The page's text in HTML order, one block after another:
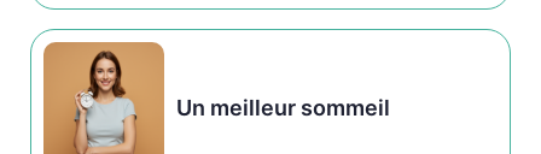
Un meilleur sommeil